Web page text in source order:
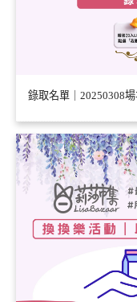
錄取名單｜20250308